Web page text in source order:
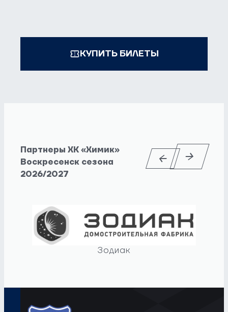
КУПИТЬ БИЛЕТЫ
Партнеры ХК «Химик»
Воскресенск сезона
2026/2027
Зодиак